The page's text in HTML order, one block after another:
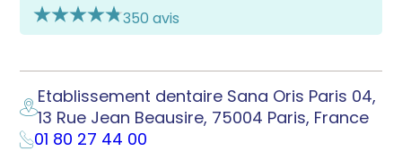
350 avis
Etablissement dentaire Sana Oris Paris 04,
13 Rue Jean Beausire, 75004 Paris, France
01 80 27 44 00